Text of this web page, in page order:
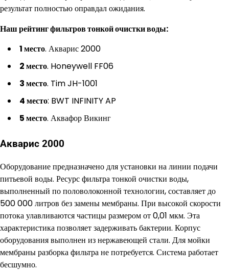
результат полностью оправдал ожидания.
Наш рейтинг фильтров тонкой очистки воды:
1 место. Акварис 2000
2 место. Honeywell FF06
3 место. Tim JH-1001
4 место: BWT INFINITY AP
5 место. Аквафор Викинг
Акварис 2000
Оборудование предназначено для установки на линии подачи
питьевой воды. Ресурс фильтра тонкой очистки воды,
выполненный по половолоконной технологии, составляет до
500 000 литров без замены мембраны. При высокой скорости
потока улавливаются частицы размером от 0,01 мкм. Эта
характеристика позволяет задерживать бактерии. Корпус
оборудования выполнен из нержавеющей стали. Для мойки
мембраны разборка фильтра не потребуется. Система работает
бесшумно.